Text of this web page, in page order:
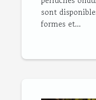
sont
formes et...